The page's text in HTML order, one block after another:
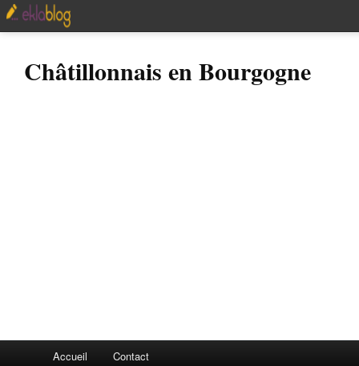
Châtillonnais en Bourgogne
Accueil Contact